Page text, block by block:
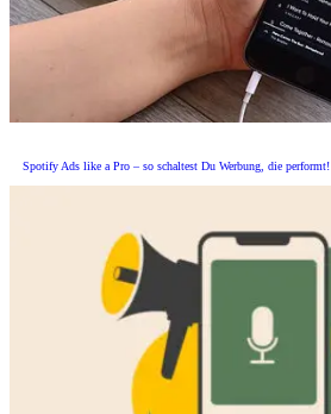
Spotify Ads like a Pro – so schaltest Du Werbung, die performt!